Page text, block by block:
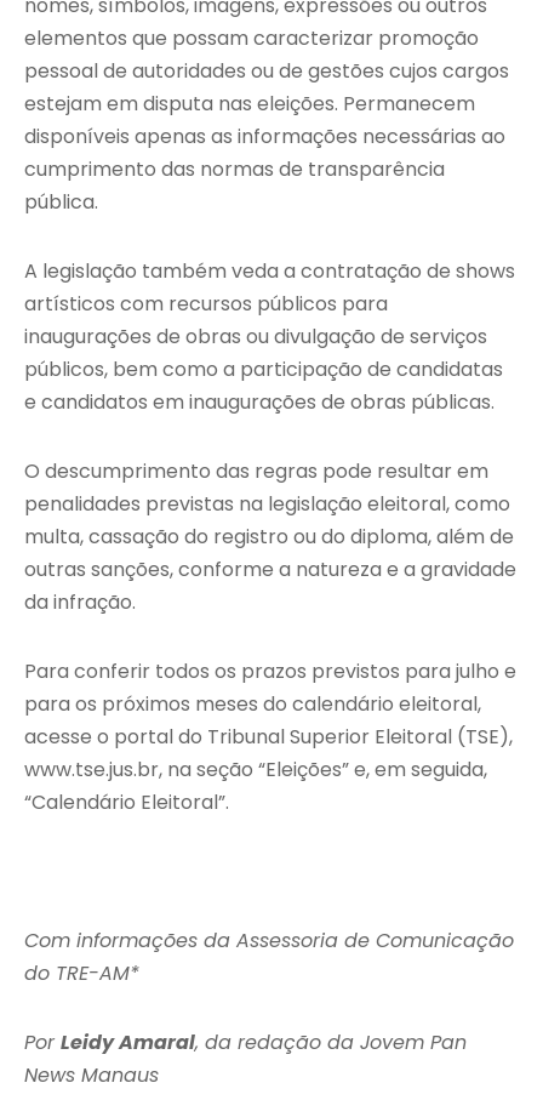
nomes, símbolos, imagens, expressões ou outros
elementos que possam caracterizar promoção
pessoal de autoridades ou de gestões cujos cargos
estejam em disputa nas eleições. Permanecem
disponíveis apenas as informações necessárias ao
cumprimento das normas de transparência
pública.
A legislação também veda a contratação de shows
artísticos com recursos públicos para
inaugurações de obras ou divulgação de serviços
públicos, bem como a participação de candidatas
e candidatos em inaugurações de obras públicas.
O descumprimento das regras pode resultar em
penalidades previstas na legislação eleitoral, como
multa, cassação do registro ou do diploma, além de
outras sanções, conforme a natureza e a gravidade
da infração.
Para conferir todos os prazos previstos para julho e
para os próximos meses do calendário eleitoral,
acesse o portal do Tribunal Superior Eleitoral (TSE),
www.tse.jus.br, na seção “Eleições” e, em seguida,
“Calendário Eleitoral”.
Com informações da Assessoria de Comunicação
do TRE-AM*
PorLeidy Amaral, da redação da Jovem Pan
News Manaus